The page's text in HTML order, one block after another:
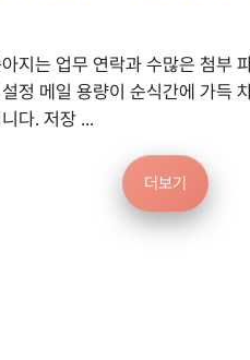
지는 업무 연락과 수많은 첨부
정 메일 용량이 순식간에 가득
다. 저장 ...
더보기